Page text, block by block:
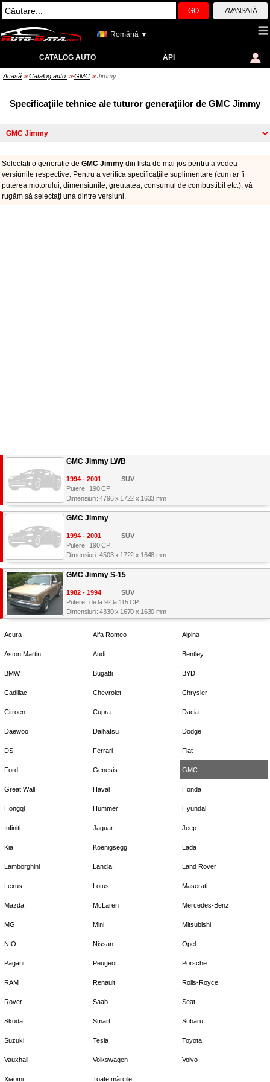
GO AVANSATĂ
Română ▼
CATALOG AUTO API
Acasă >> Catalog auto >> GMC >> Jimmy
Specificațiile tehnice ale tuturor generațiilor de GMC Jimmy
Selectați o generație de GMC Jimmy din lista de mai jos pentru a vedea
versiunile respective. Pentru a verifica specificațiile suplimentare (cum ar fi
puterea motorului, dimensiunile, greutatea, consumul de combustibil etc.), vă
rugăm să selectați una dintre versiuni.
GMC Jimmy LWB
1994 - 2001
SUV
Putere : 190 CP
Dimensiuni: 4796 x 1722 x 1633 mm
GMC Jimmy
1994 - 2001
SUV
Putere : 190 CP
Dimensiuni: 4503 x 1722 x 1648 mm
GMC Jimmy S-15
1982 - 1994
SUV
Putere : de la 92 la 115 CP
Dimensiuni: 4330 x 1670 x 1630 mm
Acura Alfa Romeo Alpina
Aston Martin Audi Bentley
BMW Bugatti BYD
Cadillac Chevrolet Chrysler
Citroen Cupra Dacia
Daewoo Daihatsu Dodge
DS Ferrari Fiat
Ford Genesis GMC
Great Wall Haval Honda
Hongqi Hummer Hyundai
Infiniti Jaguar Jeep
Kia Koenigsegg Lada
Lamborghini Lancia Land Rover
Lexus Lotus Maserati
Mazda McLaren Mercedes-Benz
MG Mini Mitsubishi
NIO Nissan Opel
Pagani Peugeot Porsche
RAM Renault Rolls-Royce
Rover Saab Seat
Skoda Smart Subaru
Suzuki Tesla Toyota
Vauxhall Volkswagen Volvo
Xiaomi Toate mărcile